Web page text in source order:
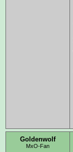
Goldenwolf
MxO-Fan